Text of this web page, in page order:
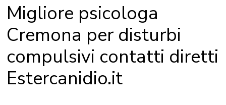
Migliore psicologa
Cremona per disturbi
compulsivi contatti diretti
Estercanidio.it